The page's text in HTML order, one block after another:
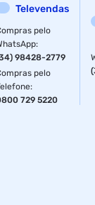
Fórmula
Ideal para
Hidratação e
Televendas
pelo
:
98428-2779
pelo
:
729 5220